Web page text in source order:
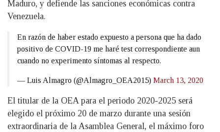
Maduro, y defiende las sanciones económicas contra
Venezuela.
En razón de haber estado expuesto a persona que ha dado
positivo de COVID-19 me haré test correspondiente aun
cuando no experimento síntomas al respecto.
— Luis Almagro (@Almagro_OEA2015) March 13, 2020
El titular de la OEA para el periodo 2020-2025 será
elegido el próximo 20 de marzo durante una sesión
extraordinaria de la Asamblea General, el máximo foro